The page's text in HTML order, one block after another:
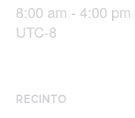
8:00 am - 4:00 pm
UTC-8
RECINTO